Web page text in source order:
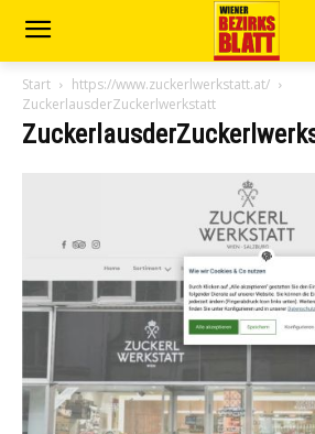
Start
https://www.zuckerlwerkstatt.at/
ZuckerlausderZuckerlwerkstatt